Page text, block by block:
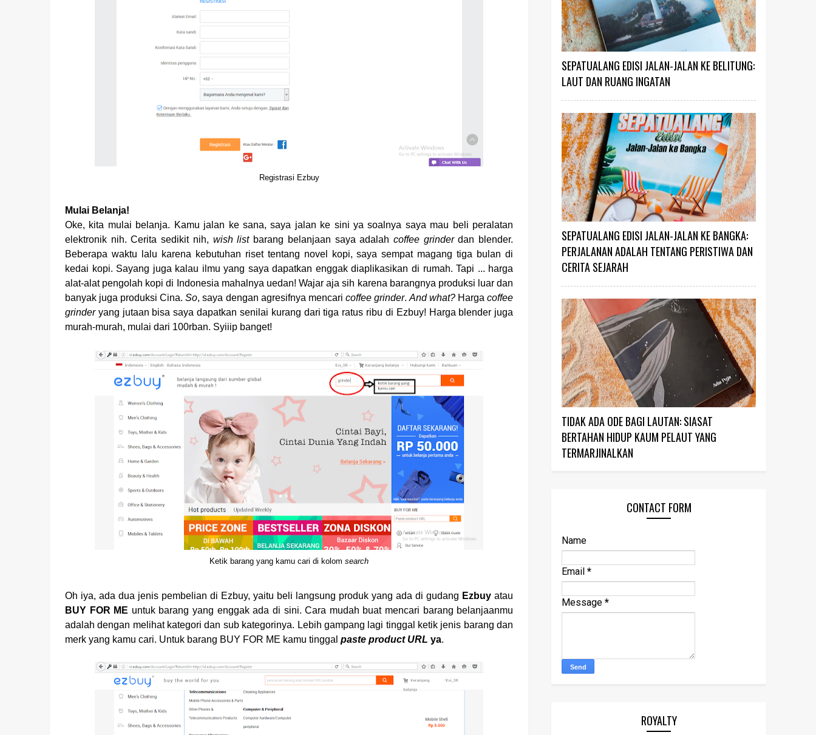
Registrasi Ezbuy
Mulai Belanja!
Oke, kita mulai belanja. Kamu jalan ke sana, saya jalan ke sini ya soalnya saya mau beli peralatan
elektronik nih. Cerita sedikit nih, wish listbarang belanjaan saya adalahcoffee grinderdan blender.
Beberapa waktu lalu karena kebutuhan riset tentang novel kopi, saya sempat magang tiga bulan di
kedai kopi. Sayang juga kalau ilmu yang saya dapatkan enggak diaplikasikan di rumah. Tapi ... harga
alat-alat pengolah kopi di Indonesia mahalnya uedan! Wajar aja sih karena barangnya produksi luar dan
banyak juga produksi Cina.So, saya dengan agresifnya mencari coffee grinder. And what? Hargacoffee
grinderyang jutaan bisa saya dapatkan senilai kurang dari tiga ratus ribu di Ezbuy! Harga blender juga
murah-murah, mulai dari 100rban. Syiiip banget!
Ketik barang yang kamu cari di kolomsearch
Oh iya, ada dua jenis pembelian di Ezbuy, yaitu beli langsung produk yang ada di gudang Ezbuy atau
BUY FOR ME untuk barang yang enggak ada di sini. Cara mudah buat mencari barang belanjaanmu
adalah dengan melihat kategori dan sub kategorinya. Lebih gampang lagi tinggal ketik jenis barang dan
merk yang kamu cari. Untuk barang BUY FOR ME kamu tinggal paste product URL ya.
SEPATUALANG EDISI JALAN-JALAN KE BELITUNG:
LAUT DAN RUANG INGATAN
SEPATUALANG EDISI JALAN-JALAN KE BANGKA:
PERJALANAN ADALAH TENTANG PERISTIWA DAN
CERITA SEJARAH
TIDAK ADA ODE BAGI LAUTAN: SIASAT
BERTAHAN HIDUP KAUM PELAUT YANG
TERMARJINALKAN
CONTACT FORM
Name
Email *
Message *
ROYALTY